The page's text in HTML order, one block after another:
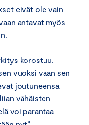
eivät ole vain
antavat myös
korostuu.
vuoksi vaan sen
joutuneensa
vähäisten
voi parantaa